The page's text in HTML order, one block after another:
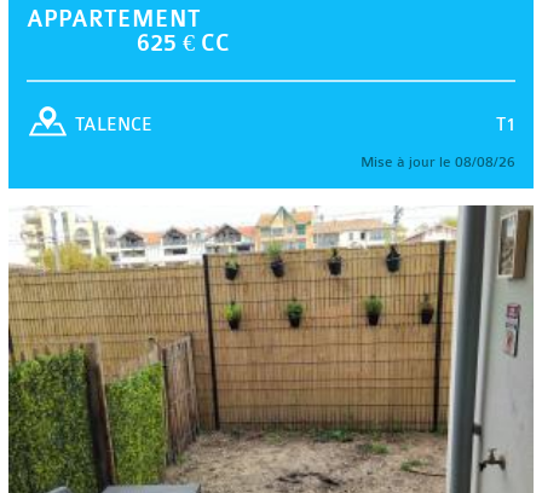
APPARTEMENT
625 € CC
T1
TALENCE
Mise à jour le 08/08/26